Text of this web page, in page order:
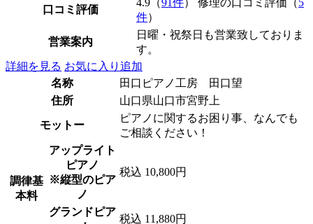
口コミ評価
件）
営業案内
日曜・祝祭日も営業致しておりま
す。
詳細を見る お気に入り追加
名称
田口ピアノ工房 田口望
住所
山口県山口市宮野上
モットー
ピアノに関するお困り事、なんでも
ご相談ください！
調律基
本料
アップライト
ピアノ
※縦型のピア
ノ
税込 10,800円
グランドピア
税込 11,880円